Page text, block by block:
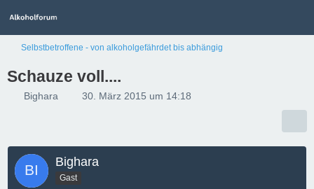
Selbstbetroffene - von alkoholgefährdet bis abhängig
Schauze voll....
Bighara 30. März 2015 um 14:18
Bighara
Gast